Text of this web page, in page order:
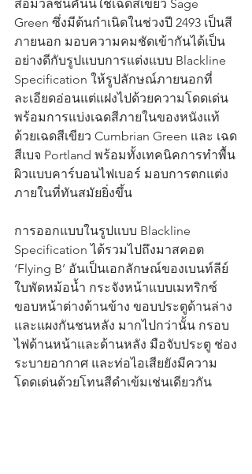
สื่อมวลชนคันนี้ใช้เฉดสีเขียว Sage
Green ซึ่งมีต้นกำเนิดในช่วงปี 2493 เป็นสี
ภายนอก มอบความคมชัดเข้ากันได้เป็น
อย่างดีกับรูปแบบการแต่งแบบ Blackline
Specification ให้รูปลักษณ์ภายนอกที่
ละเอียดอ่อนแต่แฝงไปด้วยความโดดเด่น
พร้อมการแบ่งเฉดสีภายในของหนังแท้
ด้วยเฉดสีเขียว Cumbrian Green และ เฉด
สีเบจ Portland พร้อมทั้งเทคนิคการทำพื้น
ผิวแบบคาร์บอนไฟเบอร์ มอบการตกแต่ง
ภายในที่ทันสมัยยิ่งขึ้น
การออกแบบในรูปแบบ Blackline
Specification ได้รวมไปถึงมาสคอต
‘Flying B’ อันเป็นเอกลักษณ์ของเบนท์ลีย์
ใบพัดหม้อน้ำ กระจังหน้าแบบเมทริกซ์
ขอบหน้าต่างด้านข้าง ขอบประตูด้านล่าง
และแผงกันชนหลัง มากไปกว่านั้น กรอบ
ไฟด้านหน้าและด้านหลัง มือจับประตู ช่อง
ระบายอากาศ และท่อไอเสียยังมีความ
โดดเด่นด้วยโทนสีดำเข้มเช่นเดียวกัน